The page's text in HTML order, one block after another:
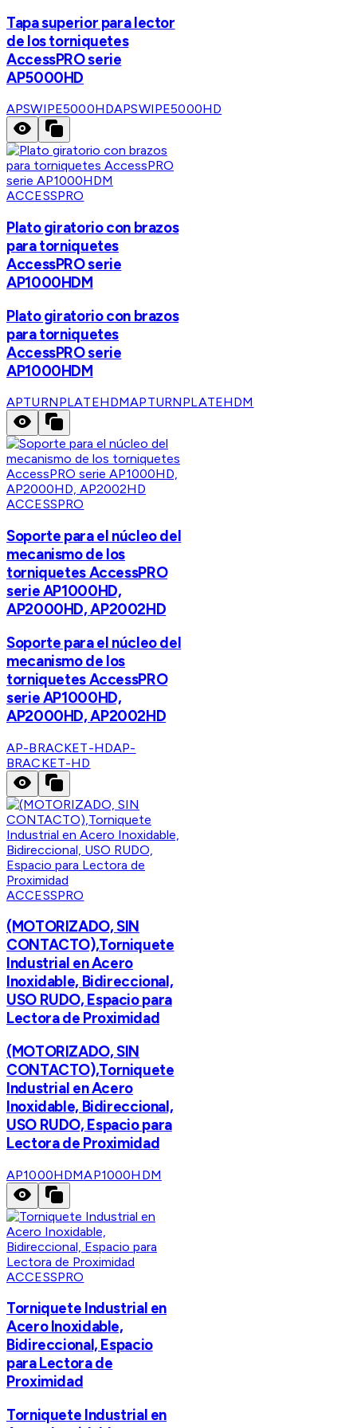
Tapa superior para lector
de los torniquetes
AccessPRO serie
AP5000HD
APSWIPE5000HDAPSWIPE5000HD
ACCESSPRO
Plato giratorio con brazos
para torniquetes
AccessPRO serie
AP1000HDM
Plato giratorio con brazos
para torniquetes
AccessPRO serie
AP1000HDM
APTURNPLATEHDMAPTURNPLATEHDM
ACCESSPRO
Soporte para el núcleo del
mecanismo de los
torniquetes AccessPRO
serie AP1000HD,
AP2000HD, AP2002HD
Soporte para el núcleo del
mecanismo de los
torniquetes AccessPRO
serie AP1000HD,
AP2000HD, AP2002HD
AP-BRACKET-HDAP-
BRACKET-HD
ACCESSPRO
(MOTORIZADO, SIN
CONTACTO),Torniquete
Industrial en Acero
Inoxidable, Bidireccional,
USO RUDO, Espacio para
Lectora de Proximidad
(MOTORIZADO, SIN
CONTACTO),Torniquete
Industrial en Acero
Inoxidable, Bidireccional,
USO RUDO, Espacio para
Lectora de Proximidad
AP1000HDMAP1000HDM
ACCESSPRO
Torniquete Industrial en
Acero Inoxidable,
Bidireccional, Espacio
para Lectora de
Proximidad
Torniquete Industrial en